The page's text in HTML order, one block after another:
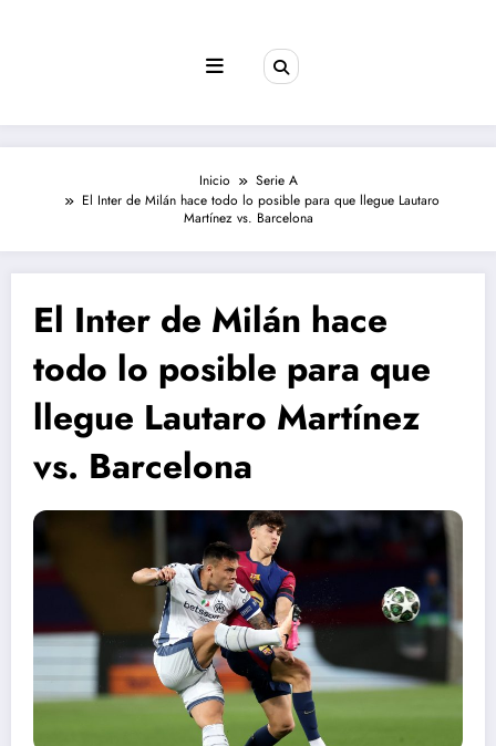
Inicio
Serie A
El Inter de Milán hace todo lo posible para que llegue Lautaro
Martínez vs. Barcelona
El Inter de Milán hace
todo lo posible para que
llegue Lautaro Martínez
vs. Barcelona